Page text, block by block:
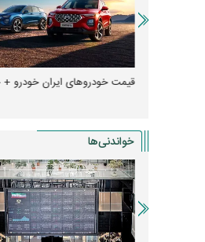
قیمت خودرو‌های ایران خودرو
خواندنی‌ها